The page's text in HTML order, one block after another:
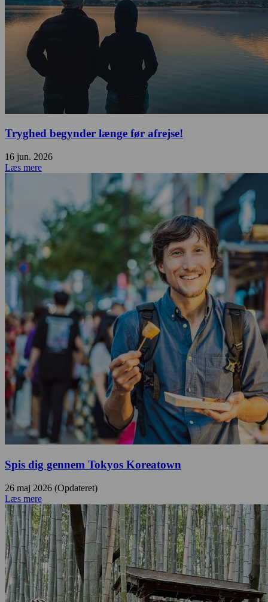
Tryghed begynder længe før afrejse!
16 jun. 2026
Læs mere
Spis dig gennem Tokyos Koreatown
26 maj 2026 (Opdateret)
Læs mere